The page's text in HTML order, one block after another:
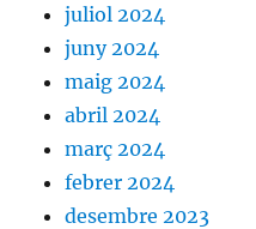
juliol 2024
juny 2024
maig 2024
abril 2024
març 2024
febrer 2024
desembre 2023